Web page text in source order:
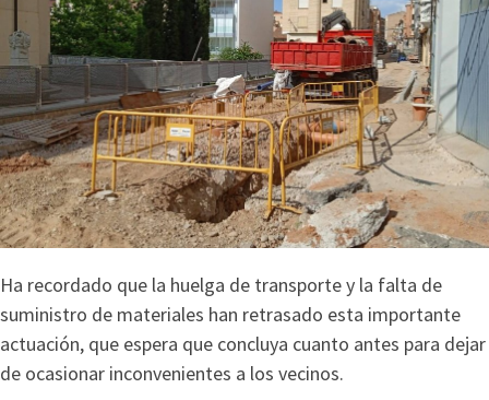
Ha recordado que la huelga de transporte y la falta de
suministro de materiales han retrasado esta importante
actuación, que espera que concluya cuanto antes para dejar
de ocasionar inconvenientes a los vecinos.